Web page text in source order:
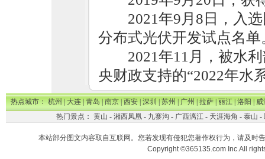
2021年9月8日，入
分布式光伏开发试点名单
2021年11月，被水
央财政支持的“2022年水
热点城市：杭州|大连|青岛|南京|西安|深圳|苏州|广州|拉萨|丽江|洛阳|威
热门景点： 黄山 - 湘西凤凰- 九寨沟 - 广西漓江- 天涯海角 - 泰山 -
本站部分图文内容取自互联网。您若发现有侵犯您著作权行为，请及时
Copyright ©365135.com Inc.All